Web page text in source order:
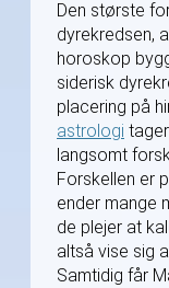
Den største
dyrekredsen,
horoskop
siderisk
placering på
astrologi
langsomt
Forskellen er
ender mange
de plejer at
altså vise sig
Samtidig får